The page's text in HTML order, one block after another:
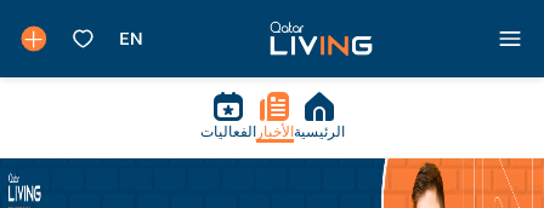
الرئيسية الأخبار الفعاليات